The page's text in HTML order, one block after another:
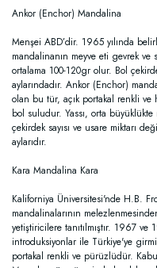
Ankor (Enchor) Mandalina
Menşei ABD’dir. 1965 yılında
mandalinanın meyve eti gevrek ve
ortalama 100-120gr olur. Bol
aylarındadır. Ankor (Enchor)
olan bu tür, açık portakal renkli
bol suludur. Yassı, orta
çekirdek sayısı ve usare miktarı
aylarıdır.
Kara Mandalina Kara
Kaliforniya Üniversitesi'nde H.B.
mandalinalarının
yetiştiricilere tanıtılmıştır. 1967 ve
introduksiyonlar ile Türkiye'ye
portakal renkli ve pürüzlüdür.